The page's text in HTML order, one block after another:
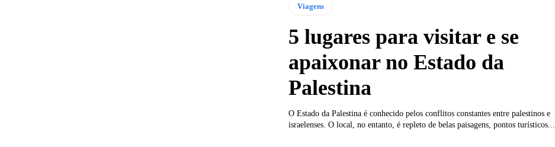
Viagens
5 lugares para visitar e se
apaixonar no Estado da
Palestina
O Estado da Palestina é conhecido pelos conflitos constantes entre palestinos e
israelenses. O local, no entanto, é repleto de belas paisagens, pontos turísticos...